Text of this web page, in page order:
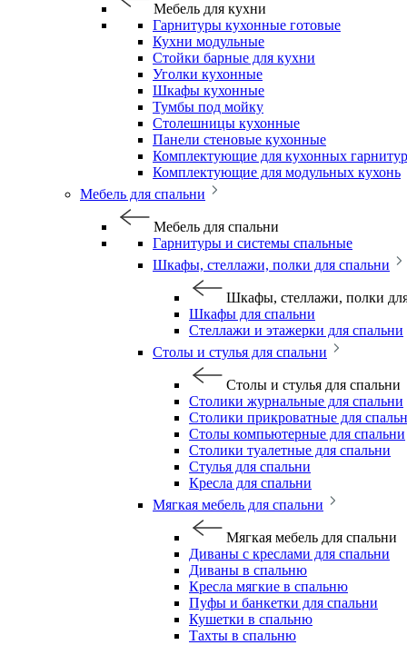
Мебель для кухни
Гарнитуры кухонные готовые
Кухни модульные
Стойки барные для кухни
Уголки кухонные
Шкафы кухонные
Тумбы под мойку
Столешницы кухонные
Панели стеновые кухонные
Комплектующие для кухонных
Комплектующие для модульных кухонь
Мебель для спальни
Мебель для спальни
Гарнитуры и системы спальные
Шкафы, стеллажи, полки для спальни
Шкафы, стеллажи, полки
Шкафы для спальни
Стеллажи и этажерки для спальни
Столы и стулья для спальни
Столы и стулья для спальни
Столики журнальные для спальни
Столики прикроватные для
Столы компьютерные для спальни
Столики туалетные для спальни
Стулья для спальни
Кресла для спальни
Мягкая мебель для спальни
Мягкая мебель для спальни
Диваны с креслами для спальни
Диваны в спальню
Кресла мягкие в спальню
Пуфы и банкетки для спальни
Кушетки в спальню
Тахты в спальню